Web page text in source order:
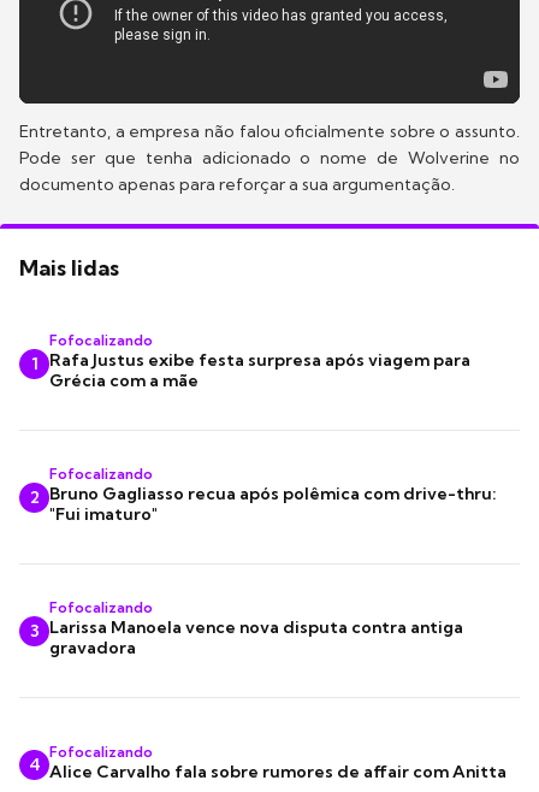
Entretanto, a empresa não falou oficialmente sobre o assunto.
Pode ser que tenha adicionado o nome de Wolverine no
documento apenas para reforçar a sua argumentação.
Mais lidas
1
Fofocalizando
Rafa Justus exibe festa surpresa após viagem para
Grécia com a mãe
2
Fofocalizando
Bruno Gagliasso recua após polêmica com drive-thru:
"Fui imaturo"
3
Fofocalizando
Larissa Manoela vence nova disputa contra antiga
gravadora
4
Fofocalizando
Alice Carvalho fala sobre rumores de affair com Anitta